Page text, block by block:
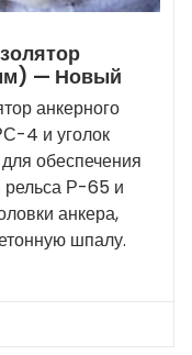
— Новый
анкерного
4 и уголок
обеспечения
рельса Р-65 и
анкера,
шпалу.